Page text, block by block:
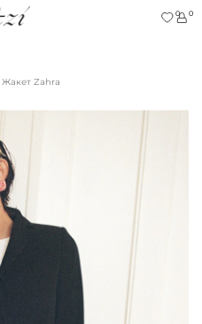
0 0
Жакет Zahra